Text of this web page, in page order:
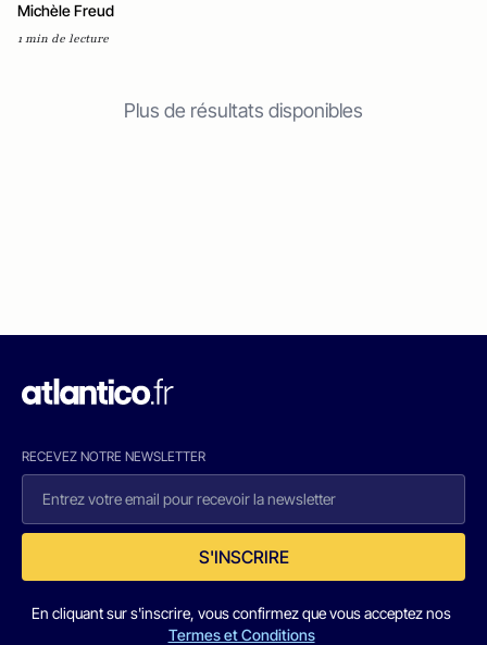
Michèle Freud
1 min de lecture
Plus de résultats disponibles
RECEVEZ NOTRE NEWSLETTER
S'INSCRIRE
En cliquant sur s'inscrire, vous confirmez que vous acceptez nos
Termes et Conditions